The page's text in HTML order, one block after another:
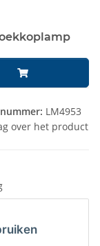
LM4953
over het product